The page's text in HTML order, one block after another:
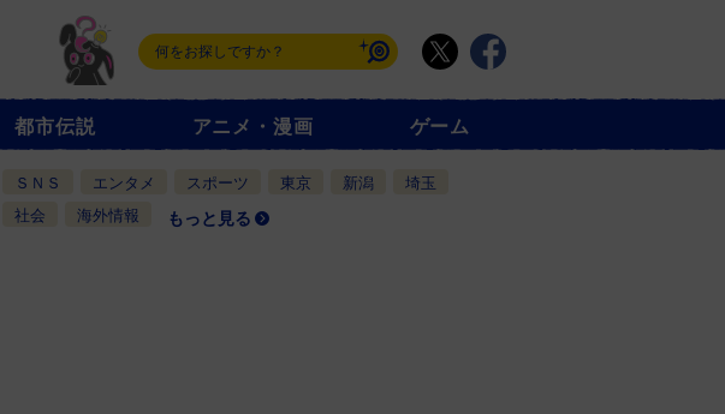
都市伝説 アニメ・漫画 ゲーム
ＳＮＳ エンタメ スポーツ 東京 新潟
埼玉
社会 海外情報 もっと見る